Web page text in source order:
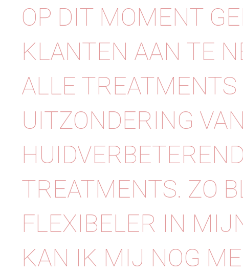
OP DIT MOMENT
KLANTEN AAN TE
ALLE
UITZONDERING
TREATMENTS. ZO
FLEXIBELER IN
KAN IK MIJ NOG